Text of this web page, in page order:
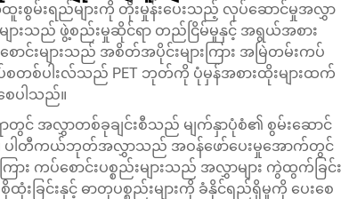
းစွမ်းရည်များကို တိုးမှုန်းပေးသည့် လုပ်ဆောင်မှုအလွှာ
ျားသည် ဖွဲ့စည်းမှုဆိုင်ရာ တည်ငြိမ်မှုနှင့် အရွယ်အစား
းများသည် အစိတ်အပိုင်းများကြား အမြဲတမ်းကပ်
စတစ်ပါးလ်သည် PET ဘုတ်ကို ပုံမှန်အစားထိုးများထက်
ေပါသည်။
င် အလွှာတစ်ခုချင်းစီသည် မျက်နှာပုံစံ၏ စွမ်းဆောင်
ပါတီကယ်ဘုတ်အလွှာသည် အဝန်ဖော်ပေးမှုအောက်တွင်
း ကပ်စောင်းပစ္စည်းများသည် အလွှာများ ကွဲထွက်ခြင်း
ြင်းနှင့် ဓာတုပစ္စည်းများကို ခံနိုင်ရည်ရှိမှုကို ပေးစေ